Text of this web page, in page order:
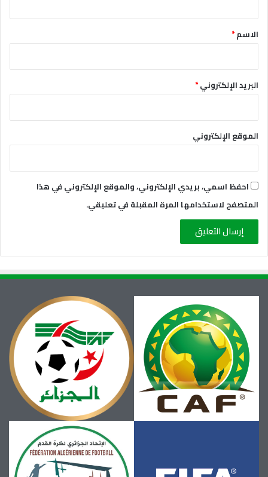
*الاسم*
البريد الإلكتروني*
الموقع الإلكتروني
احفظ اسمي، بريدي الإلكتروني، والموقع الإلكتروني في هذا
المتصفح لاستخدامها المرة المقبلة في تعليقي.